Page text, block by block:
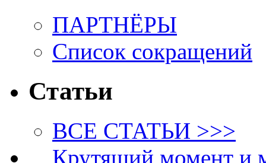
ПАРТНЁРЫ
Список сокращений
Статьи
ВСЕ СТАТЬИ >>>
Крутящий момент и